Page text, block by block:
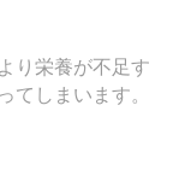
り栄養が不足す
てしまいます。